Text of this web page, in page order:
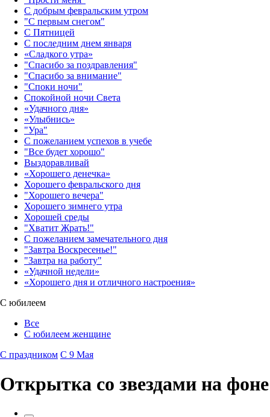
С добрым февральским утром
"С первым снегом"
С Пятницей
С последним днем января
«Сладкого утра»‎
"Спасибо за поздравления"
"Спасибо за внимание"
"Споки ночи"
Спокойной ночи Света
«Удачного дня»‎
«Улыбнись»‎
"Ура"
С пожеланием успехов в учебе
"Все будет хорошо"
Выздоравливай
«‎Хорошего денечка»‎
Хорошего февральского дня
"Хорошего вечера"
Хорошего зимнего утра
Хорошей среды
"Хватит Жрать!"
С пожеланием замечательного дня
"Завтра Воскресенье!"
"Завтра на работу"
«Удачной недели»‎
«Хорошего дня и отличного настроения»‎
С юбилеем
Все
С юбилеем женщине
С праздником С 9 Мая
Открытка со звездами на фоне